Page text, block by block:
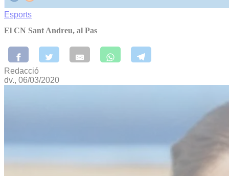
Esports
El CN Sant Andreu, al Pas
Redacció
dv., 06/03/2020